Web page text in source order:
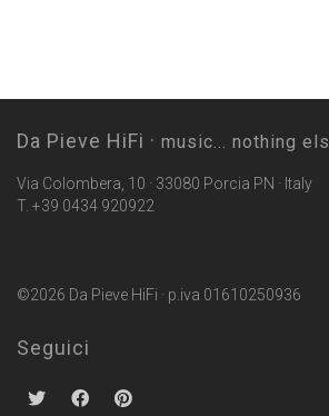
Da Pieve HiFi · music... nothing
Via Colombera, 10 · 33080 Porcia PN · Italy
T. +39 0434 920922
©2026 Da Pieve HiFi · p.iva 01610250936
Seguici